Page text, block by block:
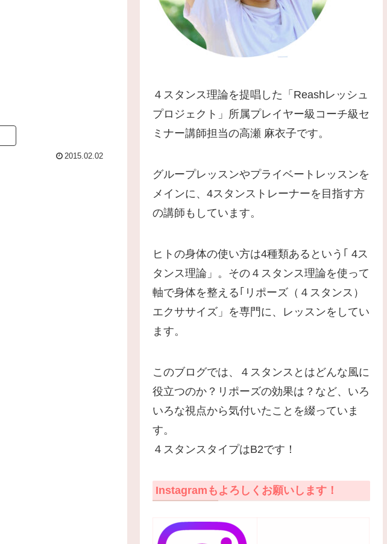
2015.02.02
４スタンス理論を提唱した「Reashレッシュ
プロジェクト」所属プレイヤー級コーチ級セ
ミナー講師担当の高瀬 麻衣子です。
グループレッスンやプライベートレッスンを
メインに、4スタンストレーナーを目指す方
の講師もしています。
ヒトの身体の使い方は4種類あるという｢ 4ス
タンス理論」。その４スタンス理論を使って
軸で身体を整える｢リポーズ（４スタンス）
エクササイズ」を専門に、レッスンをしてい
ます。
このブログでは、４スタンスとはどんな風に
役立つのか？リポーズの効果は？など、いろ
いろな視点から気付いたことを綴っていま
す。
４スタンスタイプはB2です！
Instagramもよろしくお願いします！